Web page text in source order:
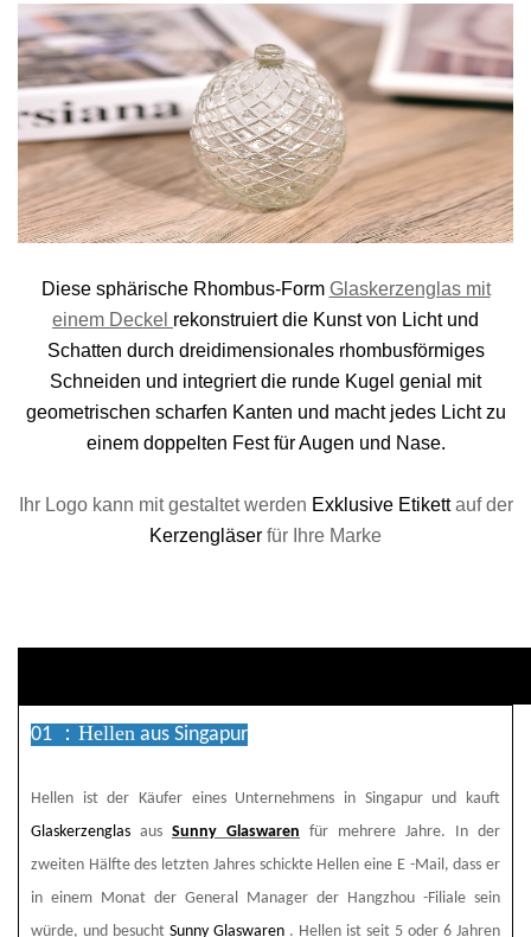
Diese sphärische Rhombus-Form Glaskerzenglas mit
einem Deckel rekonstruiert die Kunst von Licht und
Schatten durch dreidimensionales rhombusförmiges
Schneiden und integriert die runde Kugel genial mit
geometrischen scharfen Kanten und macht jedes Licht zu
einem doppelten Fest für Augen und Nase.
Ihr Logo kann mit gestaltet werden Exklusive Etikettauf der
Kerzengläser für Ihre Marke
01 ： Hellen aus Singapur
Hellen ist der Käufer eines Unternehmens in Singapur und kauft
Glaskerzenglas aus Sunny Glaswaren für mehrere Jahre. In der
zweiten Hälfte des letzten Jahres schickte Hellen eine E -Mail, dass er
in einem Monat der General Manager der Hangzhou -Filiale sein
würde, und besucht Sunny Glaswaren . Hellen ist seit 5 oder 6 Jahren